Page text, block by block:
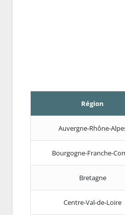
Région
Auvergne-Rhône-
Bourgogne-Franche-
Bretagne
Centre-Val-de-Loire